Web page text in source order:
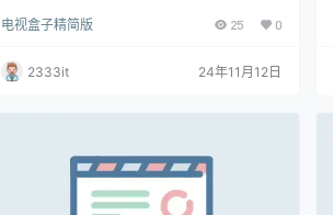
当贝桌面免拆卡刷固件包(亲测)
免拆卡刷固件包(亲测)
电视盒子精简版 25 0
2333it 24年11月12日